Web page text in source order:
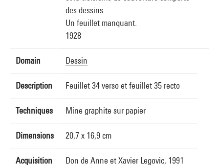
des dessins.
Un feuillet manquant.
1928
Domain Dessin
Description Feuillet 34 verso et feuillet 35 recto
Techniques Mine graphite sur papier
Dimensions 20,7 x 16,9 cm
Acquisition Don de Anne et Xavier Legovic, 1991